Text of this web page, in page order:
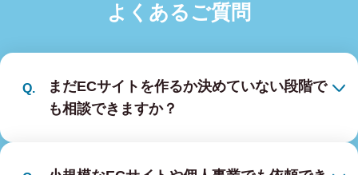
よくあるご質問
まだECサイトを作るか決めていない段階で
も相談できますか？